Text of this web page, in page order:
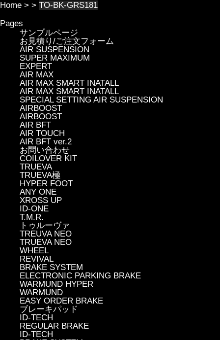
Home > > TO-BK-GRS181
Pages
サンプルページ
お見積り/ご注文フォーム
AIR SUSPENSION
SUPER MAXIMUM
EXPERT
AIR MAX
AIR MAX SMART INATALL
AIR MAX SMART INATALL
SPECIAL SETTING AIR SUSPENSION
AIRBOOST
AIRBOOST
AIR BFT
AIR TOUCH
AIR BFT ver.2
お問い合わせ
COILOVER KIT
TRUEVA
TRUEVA極
HYPER FOOT
ANY ONE
XROSS UP
ID-ONE
T.M.R.
トゥルーヴァ
TREUVA NEO
TRUEVA NEO
WHEEL
REVIVAL
BRAKE SYSTEM
ELECTRONIC PARKING BRAKE
WARMUND HYPER
WARMUND
EASY ORDER BRAKE
ブレーキパッド
ID-TECH
REGULAR BRAKE
ID-TECH